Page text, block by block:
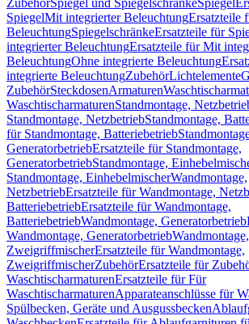
ZubehörSpiegel und SpiegelschränkeSpiegel
SpiegelMit integrierter BeleuchtungErsatzteile
BeleuchtungSpiegelschränkeErsatzteile für
integrierter BeleuchtungErsatzteile für Mit
BeleuchtungOhne integrierte Beleuchtung
integrierte BeleuchtungZubehörLichtelemente
ZubehörSteckdosenArmaturen
WaschtischarmaturenStandmontage,
Standmontage, NetzbetriebStandmontage,
für Standmontage, Batteriebetrieb
GeneratorbetriebErsatzteile für Standmontage,
GeneratorbetriebStandmontage,
Standmontage, EinhebelmischerWandmontage,
NetzbetriebErsatzteile für Wandmontage,
BatteriebetriebErsatzteile für Wandmontage,
BatteriebetriebWandmontage, Generatorbetrieb
Wandmontage, GeneratorbetriebWandmontage,
ZweigriffmischerErsatzteile für Wandmontage,
ZweigriffmischerZubehörErsatzteile für
WaschtischarmaturenErsatzteile für Für
WaschtischarmaturenApparateanschlüsse für
Spülbecken, Geräte und Ausgussbecken